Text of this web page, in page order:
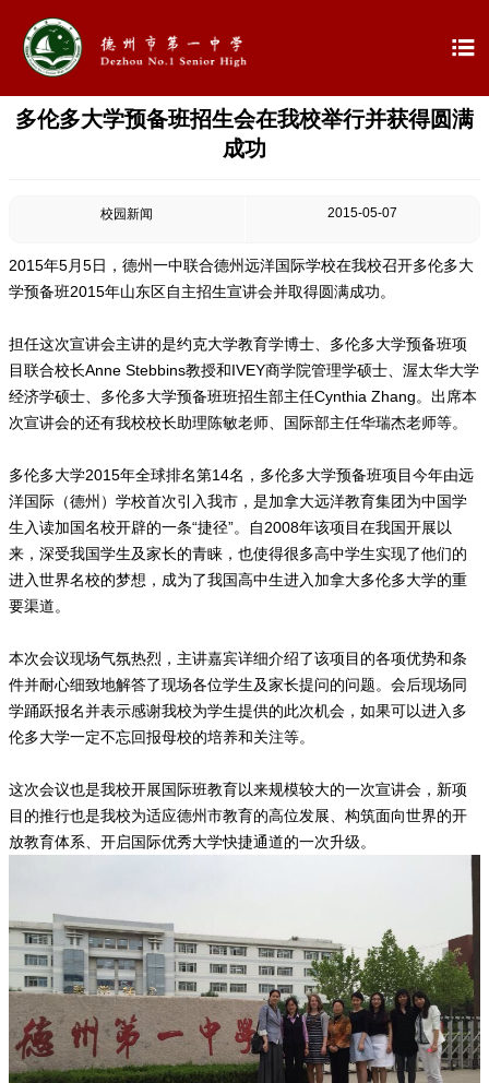

多伦多大学预备班招生会在我校举行并获得圆满
成功
校园新闻 2015-05-07
2015年5月5日，德州一中联合德州远洋国际学校在我校召开多伦多大
学预备班2015年山东区自主招生宣讲会并取得圆满成功。
担任这次宣讲会主讲的是约克大学教育学博士、多伦多大学预备班项
目联合校长Anne Stebbins教授和IVEY商学院管理学硕士、渥太华大学
经济学硕士、多伦多大学预备班班招生部主任Cynthia Zhang。出席本
次宣讲会的还有我校校长助理陈敏老师、国际部主任华瑞杰老师等。
多伦多大学2015年全球排名第14名，多伦多大学预备班项目今年由远
洋国际（德州）学校首次引入我市，是加拿大远洋教育集团为中国学
生入读加国名校开辟的一条“捷径”。自2008年该项目在我国开展以
来，深受我国学生及家长的青睐，也使得很多高中学生实现了他们的
进入世界名校的梦想，成为了我国高中生进入加拿大多伦多大学的重
要渠道。
本次会议现场气氛热烈，主讲嘉宾详细介绍了该项目的各项优势和条
件并耐心细致地解答了现场各位学生及家长提问的问题。会后现场同
学踊跃报名并表示感谢我校为学生提供的此次机会，如果可以进入多
伦多大学一定不忘回报母校的培养和关注等。
这次会议也是我校开展国际班教育以来规模较大的一次宣讲会，新项
目的推行也是我校为适应德州市教育的高位发展、构筑面向世界的开
放教育体系、开启国际优秀大学快捷通道的一次升级。
 首页
 教学教研
 最新公告
 校园新闻